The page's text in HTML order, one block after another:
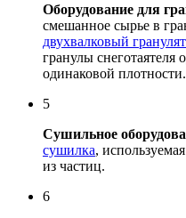
Оборудование для
смешанное сырье в
двухвалковый
гранулы снеготаятеля
одинаковой
5
Сушильное
сушилка,
из частиц.
6